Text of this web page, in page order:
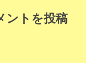
ントを投稿